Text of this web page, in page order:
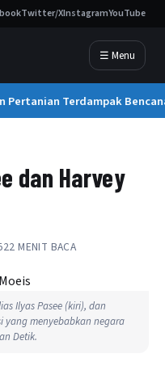
Twitter/XInstagramYouTube
☰ Menu
Pertanian Terdampak
dan Harvey
2 MENIT BACA
Ilyas Pasee (kiri), dan
yang menyebabkan negara
Detik.